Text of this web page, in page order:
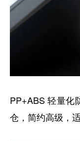
PP+ABS 轻量化
仓，简约高级，